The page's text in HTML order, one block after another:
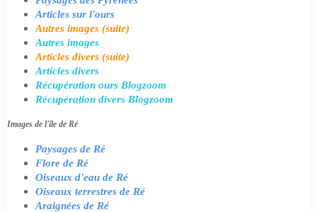
Articles sur l'ours
Autres images (suite)
Autres images
Articles divers (suite)
Articles divers
Récupération ours Blogzoom
Récupération divers Blogzoom
Images de l'île de Ré
Paysages de Ré
Flore de Ré
Oiseaux d'eau de Ré
Oiseaux terrestres de Ré
Araignées de Ré